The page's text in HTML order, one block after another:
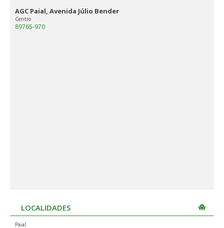
AGC Paial, Avenida Júlio Bender
Centro
89765-970
LOCALIDADES
Paial